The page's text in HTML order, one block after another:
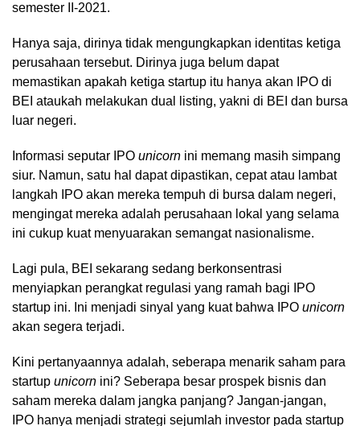
semester II-2021.
Hanya saja, dirinya tidak mengungkapkan identitas ketiga
perusahaan tersebut. Dirinya juga belum dapat
memastikan apakah ketiga startup itu hanya akan IPO di
BEI ataukah melakukan dual listing, yakni di BEI dan bursa
luar negeri.
Informasi seputar IPO unicorn ini memang masih simpang
siur. Namun, satu hal dapat dipastikan, cepat atau lambat
langkah IPO akan mereka tempuh di bursa dalam negeri,
mengingat mereka adalah perusahaan lokal yang selama
ini cukup kuat menyuarakan semangat nasionalisme.
Lagi pula, BEI sekarang sedang berkonsentrasi
menyiapkan perangkat regulasi yang ramah bagi IPO
startup ini. Ini menjadi sinyal yang kuat bahwa IPO unicorn
akan segera terjadi.
Kini pertanyaannya adalah, seberapa menarik saham para
startup unicorn ini? Seberapa besar prospek bisnis dan
saham mereka dalam jangka panjang? Jangan-jangan,
IPO hanya menjadi strategi sejumlah investor pada startup